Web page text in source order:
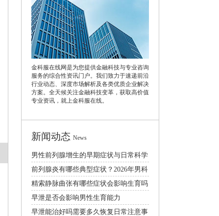
金科服在线网是为您提供金融科技与专业咨询
服务的综合性资讯门户。我们致力于速递前沿
行业动态、深度市场解析及各类优质企业解决
方案。全天候关注金融科技变革，获取高价值
专业资讯，就上金科服在线。
新闻动态 News
男性前列腺增生的早期症状与日常科学
预防治疗方法
前列腺炎有哪些典型症状？2026年男科
规范诊疗与日常护理指南
精索静脉曲张有哪些症状会影响生育吗
怎么治疗比较好
早泄是否会影响男性生育能力
早泄能治好吗需要多久恢复日常注意事